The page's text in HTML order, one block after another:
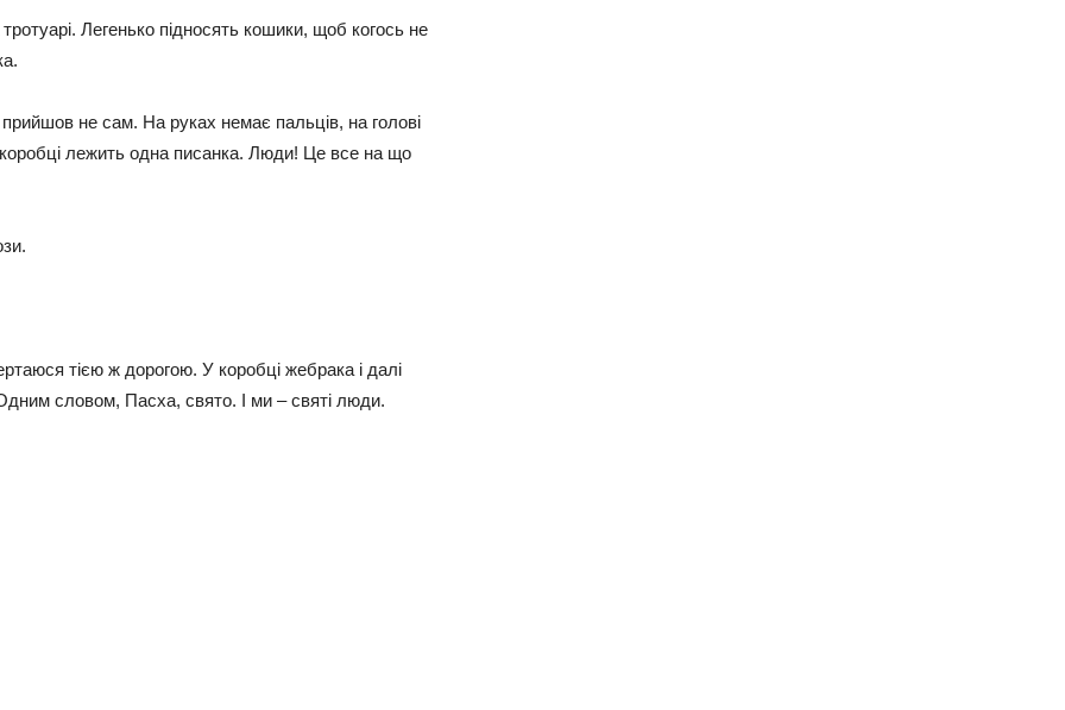
Легенько підносять кошики, щоб когось не
не сам. На руках немає пальців, на голові
лежить одна писанка. Люди! Це все на що
тією ж дорогою. У коробці жебрака і далі
словом, Пасха, свято. І ми – святі люди.